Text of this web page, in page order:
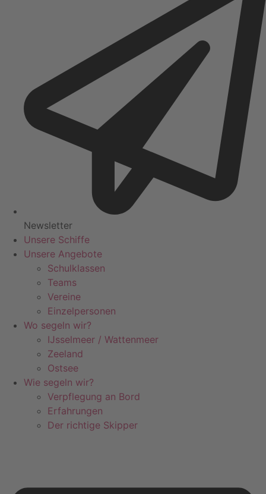
Newsletter
Unsere Schiffe
Unsere Angebote
Schulklassen
Teams
Vereine
Einzelpersonen
Wo segeln wir?
IJsselmeer / Wattenmeer
Zeeland
Ostsee
Wie segeln wir?
Verpflegung an Bord
Erfahrungen
Der richtige Skipper